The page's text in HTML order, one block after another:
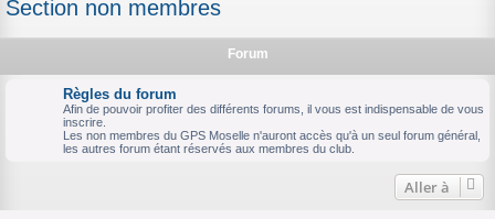
h
Section non membres
Forum
Règles du forum
Afin de pouvoir profiter des différents forums, il vous est indispensable de vous
inscrire.
Les non membres du GPS Moselle n'auront accès qu'à un seul forum général,
les autres forum étant réservés aux membres du club.
Aller à